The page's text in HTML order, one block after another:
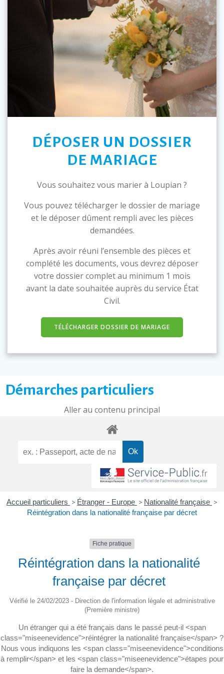
DÉPOSER UN DOSSIER
DE MARIAGE
Vous souhaitez vous marier à Loupian ?
Vous pouvez télécharger le dossier de mariage
et le déposer dûment rempli avec les pièces
demandées.
Après avoir réuni l’ensemble des pièces et
complété les documents, vous devrez déposer
votre dossier complet au minimum 1 mois
avant la date souhaitée auprès du service État
Civil.
TÉLÉCHARGER DOSSIER DE MARIAGE
Démarches particuliers
Aller au contenu principal
Accueil particuliers > Étranger - Europe > Nationalité française >
Réintégration dans la nationalité française par décret
Fiche pratique
Réintégration dans la nationalité
française par décret
Vérifié le 24/02/2023 - Direction de l'information légale et administrative
(Première ministre)
Un étranger qui a été français dans le passé peut-il <span
class="miseenevidence">réintégrer la nationalité française</span> ?
Nous vous indiquons les <span class="miseenevidence">conditions
à remplir</span> et les <span class="miseenevidence">étapes pour
faire la demande</span>.